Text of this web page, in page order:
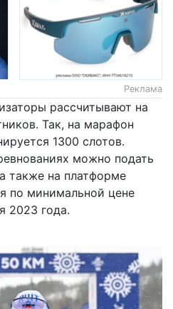
Реклама
рассчитывают на
Так, на марафон
1300 слотов.
можно подать
также на платформе
по минимальной цене
2023 года.